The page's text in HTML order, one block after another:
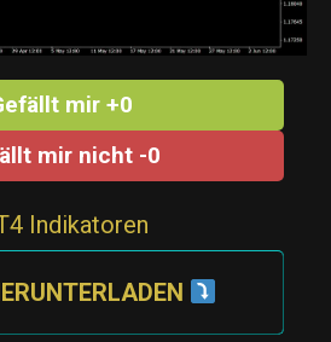
mir +0
mir nicht -0
Indikatoren